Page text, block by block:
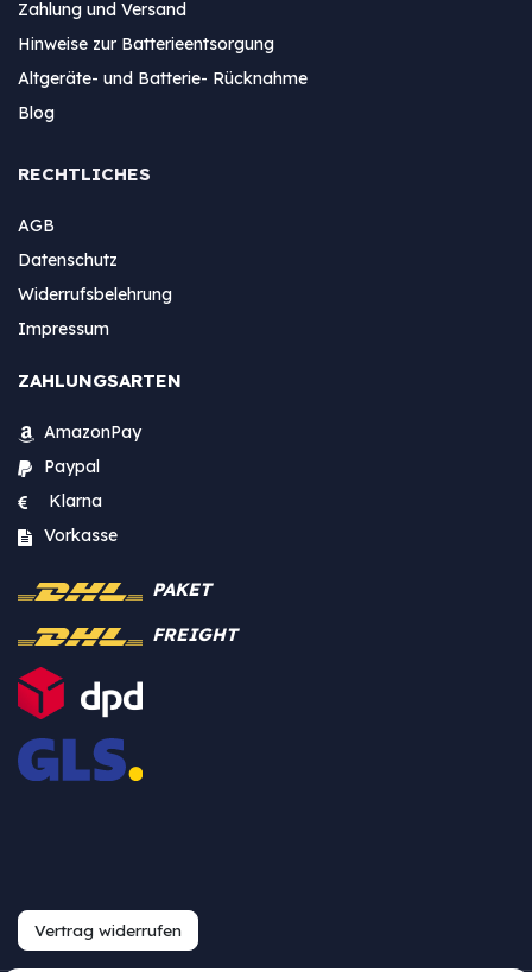
Zahlung und Versand
Hinweise zur Batterieentsorgung
Altgeräte- und Batterie- Rücknahme
Blog
RECHTLICHES
AGB
Datenschutz
Widerrufsbelehrung
Impressum
ZAHLUNGSARTEN
AmazonPay
Paypal
Klarna
Vorkasse
PAKET
FREIGHT
Vertrag widerrufen